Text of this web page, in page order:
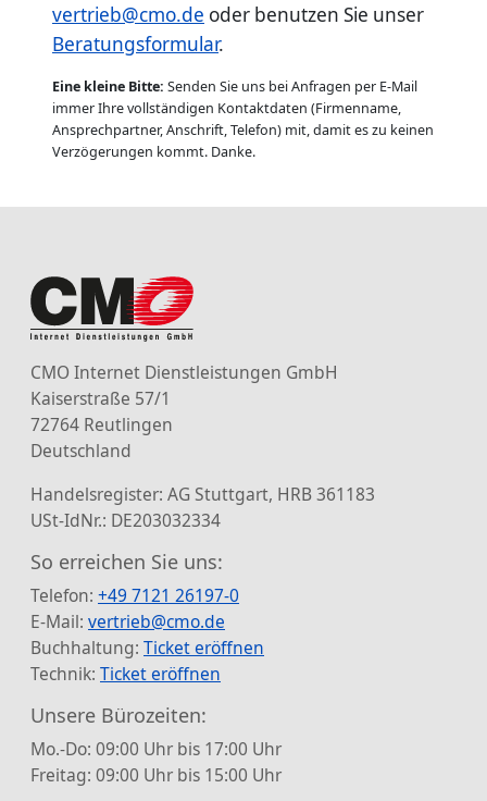
vertrieb@cmo.de oder benutzen Sie unser
Beratungsformular.
Eine kleine Bitte: Senden Sie uns bei Anfragen per E-Mail
immer Ihre vollständigen Kontaktdaten (Firmenname,
Ansprechpartner, Anschrift, Telefon) mit, damit es zu keinen
Verzögerungen kommt. Danke.
CMO Internet Dienstleistungen GmbH
Kaiserstraße 57/1
72764 Reutlingen
Deutschland
Handelsregister: AG Stuttgart, HRB 361183
USt-IdNr.: DE203032334
So erreichen Sie uns:
Telefon: +49 7121 26197-0
E-Mail: vertrieb@cmo.de
Buchhaltung: Ticket eröffnen
Technik: Ticket eröffnen
Unsere Bürozeiten:
Mo.-Do: 09:00 Uhr bis 17:00 Uhr
Freitag: 09:00 Uhr bis 15:00 Uhr